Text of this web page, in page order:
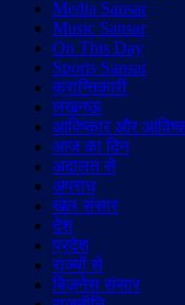
Media Sansar
Music Sansar
On This Day
Sports Sansar
क्रान्तिकारी
लखनऊ
आविष्कार और
आज का दिन
अदालत से
अपराध
खेल संसार
देश
प्रदेश
राज्यों से
बिज़नेस संसार